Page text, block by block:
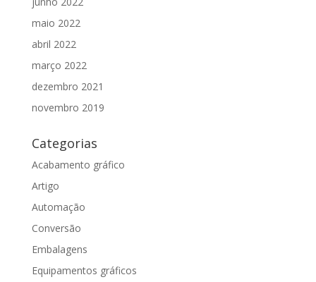
maio 2022
abril 2022
março 2022
dezembro 2021
novembro 2019
Categorias
Acabamento gráfico
Artigo
Automação
Conversão
Embalagens
Equipamentos gráficos